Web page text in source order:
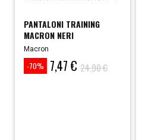
PANTALONI TRAINING
MACRON NERI
Macron
-70%
Prezzo7,47 €
Prezzo
base
24,90 €